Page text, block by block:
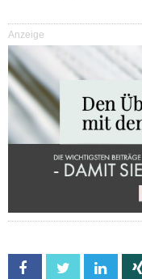
Anzeige
Facebook Twitter